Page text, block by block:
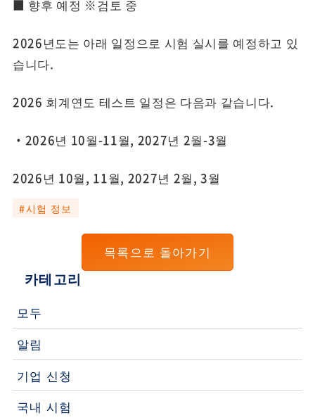
■ 향후 예정 ※검토 중
2026년도는 아래 일정으로 시험 실시를 예정하고 있
습니다.
2026 회계연도 테스트 일정은 다음과 같습니다.
・2026년 10월-11월, 2027년 2월-3월
2026년 10월, 11월, 2027년 2월, 3월
#시험 정보
목록으로 돌아가기
카테고리
모두
알림
기업 신청
국내 시험